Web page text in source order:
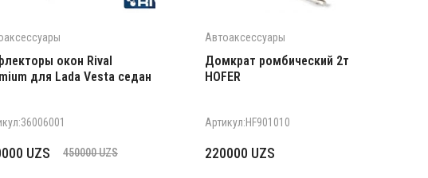
окон Rival
для Lada Vesta седан
450000UZS
UZS
Автоаксессуары
Домкрат ромбический 2т
HOFER
Артикул:HF901010
220000 UZS